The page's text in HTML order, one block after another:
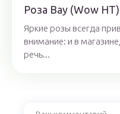
Роза Вау (Wow НТ)
Яркие розы всегда
внимание: и в
речь...